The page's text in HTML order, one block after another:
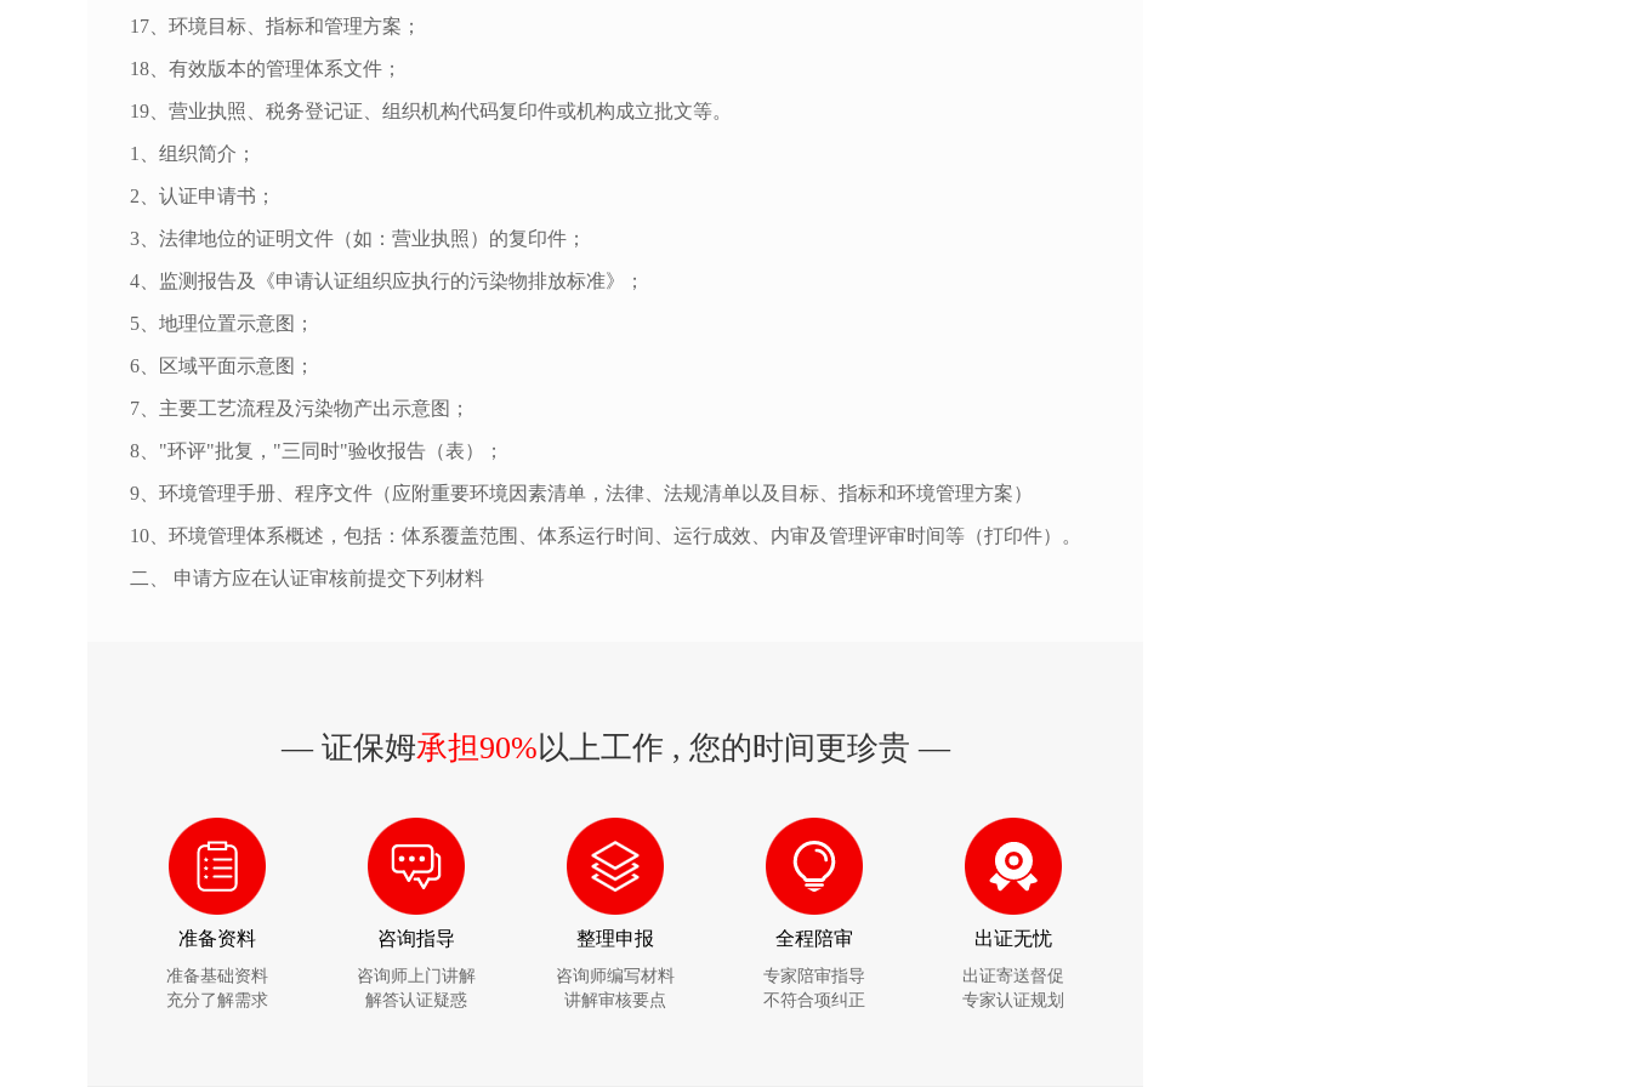
17、环境目标、指标和管理方案；
18、有效版本的管理体系文件；
19、营业执照、税务登记证、组织机构代码复印件或机构成立批文等。
1、组织简介；
2、认证申请书；
3、法律地位的证明文件（如：营业执照）的复印件；
4、监测报告及《申请认证组织应执行的污染物排放标准》；
5、地理位置示意图；
6、区域平面示意图；
7、主要工艺流程及污染物产出示意图；
8、"环评"批复，"三同时"验收报告（表）；
9、环境管理手册、程序文件（应附重要环境因素清单，法律、法规清单以及目标、指标和环境管理方案）
10、环境管理体系概述，包括：体系覆盖范围、体系运行时间、运行成效、内审及管理评审时间等（打印件）。
二、 申请方应在认证审核前提交下列材料
— 证保姆承担90%以上工作 , 您的时间更珍贵 —
准备资料
准备基础资料
充分了解需求
咨询指导
咨询师上门讲解
解答认证疑惑
整理申报
咨询师编写材料
讲解审核要点
全程陪审
专家陪审指导
不符合项纠正
出证无忧
出证寄送督促
专家认证规划